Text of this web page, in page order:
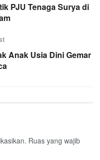
PJU Tenaga Surya di
Anak Usia Dini Gemar
Ruas yang wajib